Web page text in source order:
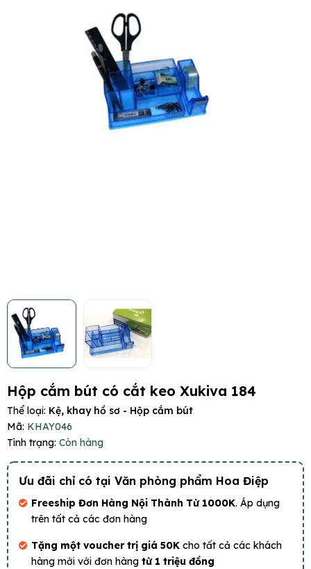
Hộp cắm bút có cắt keo Xukiva 184
Thể loại: Kệ, khay hồ sơ - Hộp cắm bút
Mã: KHAY046
Tình trạng: Còn hàng
Ưu đãi chỉ có tại Văn phòng phẩm Hoa Điệp
Freeship Đơn Hàng Nội Thành Từ 1000K. Áp dụng
trên tất cả các đơn hàng
Tặng một voucher trị giá 50K cho tất cả các khách
hàng mới với đơn hàng từ 1 triệu đồng